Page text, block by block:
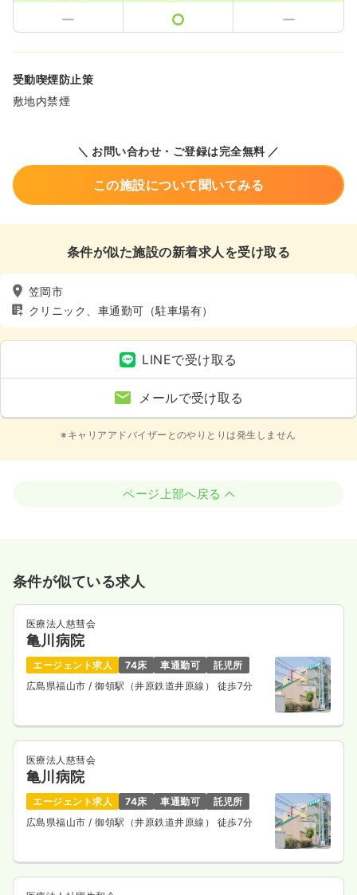
受動喫煙防止策
敷地内禁煙
＼ お問い合わせ・ご登録は完全無料 ／
この施設について聞いてみる
条件が似た施設の新着求人を受け取る
笠岡市
クリニック、車通勤可（駐車場有）
LINEで受け取る
メールで受け取る
※キャリアアドバイザーとのやりとりは発生しません
ページ上部へ戻る
条件が似ている求人
医療法人慈彗会
亀川病院
エージェント求人 74床 車通勤可
託児所
広島県福山市 / 御領駅（井原鉄道井原線） 徒歩7分
医療法人慈彗会
亀川病院
エージェント求人 74床 車通勤可
託児所
広島県福山市 / 御領駅（井原鉄道井原線） 徒歩7分